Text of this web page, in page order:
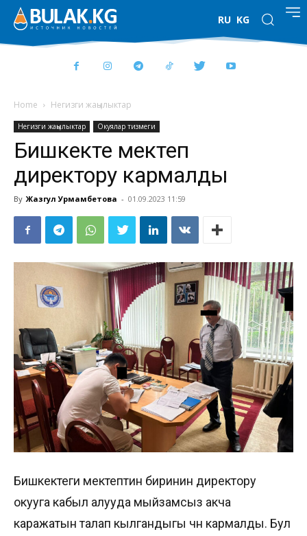
RU KG
Home Негизги жаңылыктар
Негизги жаңылыктар Окуялар тизмеги
Бишкекте мектеп
директору кармалды
By Жазгул Урмамбетова - 01.09.2023 11:59
Бишкектеги мектептин биринин директору
окууга кабыл алууда мыйзамсыз акча
каражатын талап кылгандыгы үчүн кармалды. Бул